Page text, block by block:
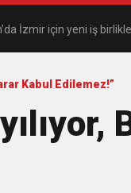
İzmir için yeni iş
Vatandaşların
KIRTASİYE DESTEĞİ
Kabul Edilemez!”